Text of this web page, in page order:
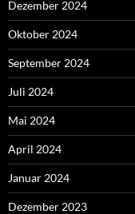
Dezember 2024
Oktober 2024
September 2024
Juli 2024
Mai 2024
April 2024
Januar 2024
Dezember 2023